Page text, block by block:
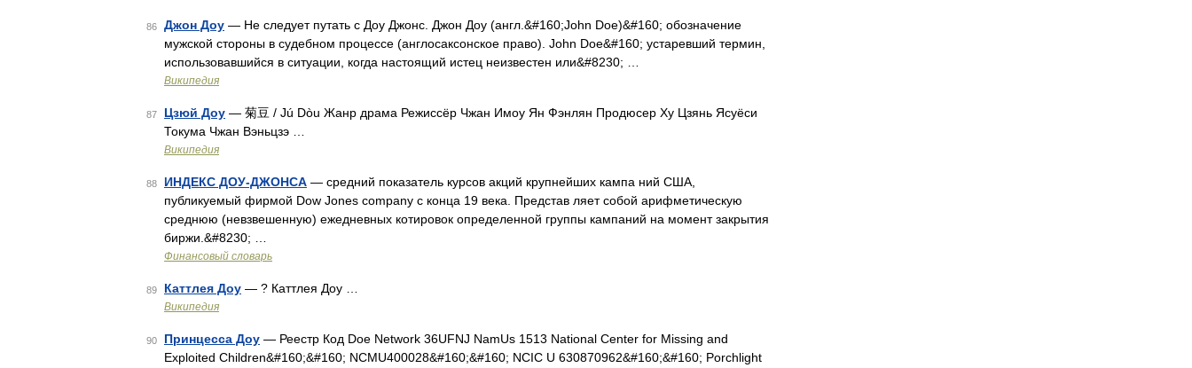
86 Джон Доу — Не следует путать с Доу Джонс. Джон Доу (англ.&#160;John Doe)&#160; обозначение
мужской стороны в судебном процессе (англосаксонское право). John Doe&#160; устаревший термин,
использовавшийся в ситуации, когда настоящий истец неизвестен или&#8230; …
Википедия
87 Цзюй Доу — 菊豆 / Jú Dòu Жанр драма Режиссёр Чжан Имоу Ян Фэнлян Продюсер Ху Цзянь Ясуёси
Токума Чжан Вэньцзэ …
Википедия
88 ИНДЕКС ДОУ-ДЖОНСА — средний показатель курсов акций крупнейших кампа ний США,
публикуемый фирмой Dow Jones company с конца 19 века. Представ ляет собой арифметическую
среднюю (невзвешенную) ежедневных котировок определенной группы кампаний на момент закрытия
биржи.&#8230; …
Финансовый словарь
89 Каттлея Доу — ? Каттлея Доу …
Википедия
90 Принцесса Доу — Реестр Код Doe Network 36UFNJ NamUs 1513 National Center for Missing and
Exploited Children&#160;&#160; NCMU400028&#160;&#160; NCIC U 630870962&#160;&#160; Porchlight